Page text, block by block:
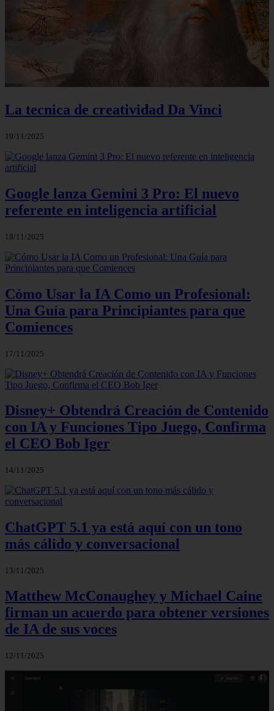
La tecnica de creatividad Da Vinci
19/11/2025
Google lanza Gemini 3 Pro: El nuevo
referente en inteligencia artificial
18/11/2025
Cómo Usar la IA Como un Profesional:
Una Guía para Principiantes para que
Comiences
17/11/2025
Disney+ Obtendrá Creación de Contenido
con IA y Funciones Tipo Juego, Confirma
el CEO Bob Iger
14/11/2025
ChatGPT 5.1 ya está aquí con un tono
más cálido y conversacional
13/11/2025
Matthew McConaughey y Michael Caine
firman un acuerdo para obtener versiones
de IA de sus voces
12/11/2025